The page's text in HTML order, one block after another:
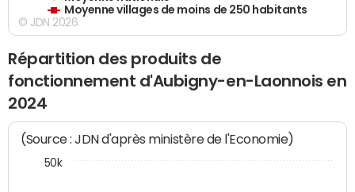
Moyenne villages de moins de 250 habitants
© JDN 2026
Répartition des produits de
fonctionnement d'Aubigny-en-Laonnois en
2024
(Source : JDN d'après ministère de l'Economie)
50k